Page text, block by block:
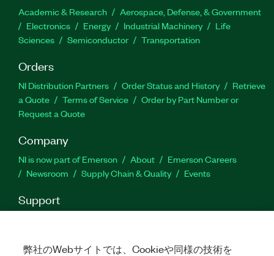
Academic & Research
Aerospace, Defense, & Government
Electronics
Energy Industrial Machinery
Life
Sciences
Semiconductor Transportation
Orders
NI Distribution Partners Order Status and History
Retrieve
a Quote
Terms of Service
Order by Part Number or
Request a Quote
Company
NI is now part of Emerson About
Emerson Careers
Newsroom
Supply Chain & Quality Events
Support
Feedback
弊社のWebサイトでは、Cookieや同様の技術を